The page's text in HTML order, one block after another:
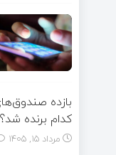
بازده
کدام برنده شد؟
مرداد ۱۵, ۱۴۰۵